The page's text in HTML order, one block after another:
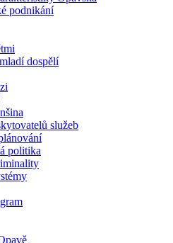
podnikání
dospělí
služeb
politika